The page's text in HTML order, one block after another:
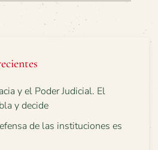
y el Poder Judicial. El
y decide
de las instituciones es